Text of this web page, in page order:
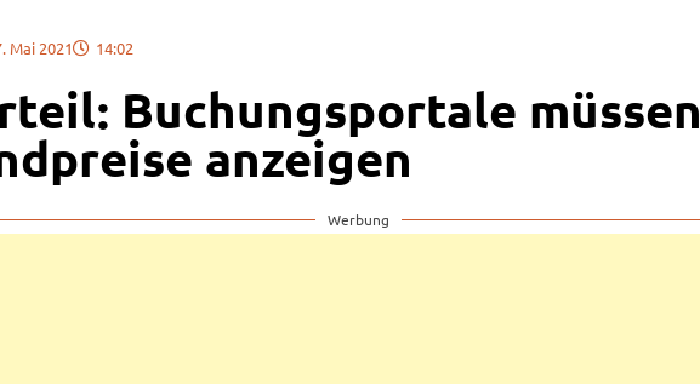
Mai 2021 14:02
Buchungsportale müssen
anzeigen
Werbung